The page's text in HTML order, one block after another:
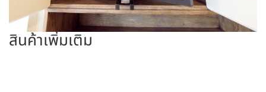
สินค้าเพิ่มเติม